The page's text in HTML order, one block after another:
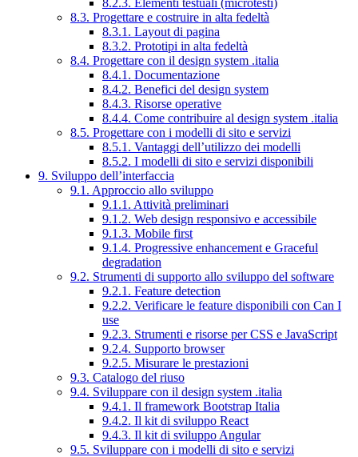
8.2.3. Elementi testuali (microtesti)
8.3. Progettare e costruire in alta fedeltà
8.3.1. Layout di pagina
8.3.2. Prototipi in alta fedeltà
8.4. Progettare con il design system .italia
8.4.1. Documentazione
8.4.2. Benefici del design system
8.4.3. Risorse operative
8.4.4. Come contribuire al design system .italia
8.5. Progettare con i modelli di sito e servizi
8.5.1. Vantaggi dell’utilizzo dei modelli
8.5.2. I modelli di sito e servizi disponibili
9. Sviluppo dell’interfaccia
9.1. Approccio allo sviluppo
9.1.1. Attività preliminari
9.1.2. Web design responsivo e accessibile
9.1.3. Mobile first
9.1.4. Progressive enhancement e Graceful
degradation
9.2. Strumenti di supporto allo sviluppo del software
9.2.1. Feature detection
9.2.2. Verificare le feature disponibili con Can I
use
9.2.3. Strumenti e risorse per CSS e JavaScript
9.2.4. Supporto browser
9.2.5. Misurare le prestazioni
9.3. Catalogo del riuso
9.4. Sviluppare con il design system .italia
9.4.1. Il framework Bootstrap Italia
9.4.2. Il kit di sviluppo React
9.4.3. Il kit di sviluppo Angular
9.5. Sviluppare con i modelli di sito e servizi